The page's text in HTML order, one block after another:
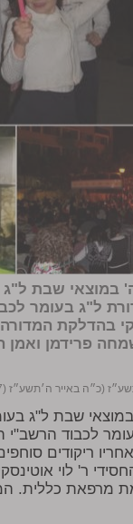
במוצאי שבת
ל"ג בעומר
המדורה.
פרידמן ואמן
(כ״ה באייר ה׳תשע״ז (21/05/2017))
שבת ל"ג
לכבוד
ריקודים
ר' לוי
מרפאת כללית.